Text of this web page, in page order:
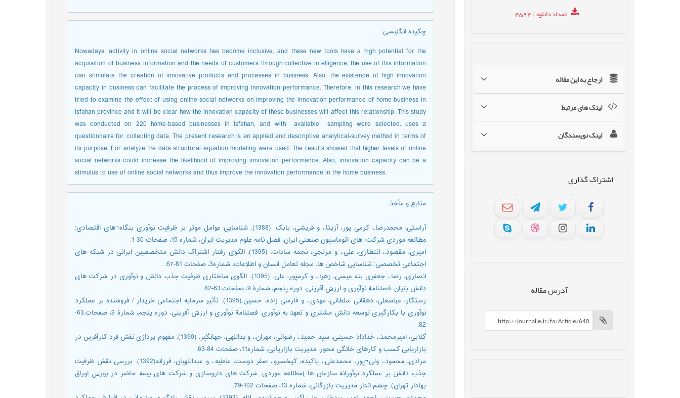
تعداد دانلود: 4594
ارجاع به این مقاله
لینک های مرتبط
لینک نویسندگان
اشتراک گذاری
آدرس مقاله
چکیده انگلیسی:
Nowadays, activity in online social networks has become inclusive, and these new tools have a high potential for the
acquisition of business information and the needs of customers through collective intelligence; the use of this information
can stimulate the creation of innovative products and processes in business. Also, the existence of high innovation
capacity in business can facilitate the process of improving innovation performance. Therefore, in this research we have
tried to examine the effect of using online social networks on improving the innovation performance of home business in
Isfahan province and It will be clear how the innovation capacity of these businesses will affect this relationship. This study
was conducted on 220 home-based businesses in Isfahan, and with available sampling were selected. uses a
questionnaire for collecting data. The present research is an applied and descriptive analytical-survey method in terms of
its purpose. For analyze the data structural equation modeling were used. The results showed that higher levels of online
social networks could increase the likelihood of improving innovation performance. Also, innovation capacity can be a
stimulus to use of online social networks and thus improve the innovation performance in the home business.
منابع و مأخذ:
آراستی، محمدرضا.، کرمی پور، آزیتا.، و قریشی، بابک. (1388). شناسایی عوامل موثر بر ظرفیت نوآوری بنگاه¬های اقتصادی:
مطالعه موردی شرکت¬های اتوماسیون صنعتی ایران. فصل نامه علوم مدیریت ایران، شماره 15، صفحات 30-1.
امیری، مقصود.، انتظاری، علی.، و مرتجی، نجمه سادات. (1395). الگوی رفتار اشتراک دانش متخصصین ایرانی در شبکه های
اجتماعی تخصصی: شناسایی شاخص ها. مجله تعامل انسان و اطلاعات، شماره3، صفحات 81-67.
انصاری، رضا.، جعفری بنه عیسی، زهرا.، و کرمپور، علی. (1395). الگوی ساختاری ظرفیت جذب دانش و نوآوری در شرکت های
دانش بنیان. فصلنامة نوآوری و ارزش آفرینی، دوره پنجم، شمارۀ 9، صفحات.63-82.
رستگار، عباسعلی، دهقانی سلطانی، مهدی.، و فارسی زاده، حسین.(1395). تأثیر سرمایه اجتماعی خریدار / فروشنده بر عملکرد
نوآوری با بکارگیری توسعه دانش مشتری و تعهد به نوآوری. فصلنامة نوآوری و ارزش آفرینی، دوره پنجم، شمارۀ 9، صفحات.63-
82.
گلابی، امیرمحمد.، خداداد حسینی، سید حمید.، رضوانی، مهران.، و یداللهی، جهانگیر. (1390). مفهوم پردازی نقش فرد کارآفرین در
بازاریابی کسب و کارهای خانگی محور. مدیریت بازاریابی، شماره11، صفحات 84-63.
مرادی، محمود.، ولی¬پور، محمدعلی.، یاکیده، کیخسرو.، صفر دوست، عاطیه.، و عبداللهیان، فرزانه(1392). بررسی نقش ظرفیت
جذب دانش بر عملکرد نوآورانه سازمان ها )مطالعه موردی: شرکت های داروسازی و شرکت های بیمه حاضر در بورس اوراق
بهادار تهران). چشم انداز مدیریت بازرگانی، شماره 13، صفحات 102-79.